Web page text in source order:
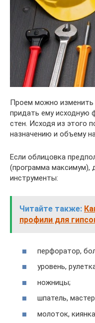
Проем можно
придать ему исходную
стен. Исходя из этого
назначению и объему
Если облицовка
(программа максимум),
инструменты:
Читайте также:
профили для
перфоратор,
уровень,
ножницы;
шпатель,
молоток,